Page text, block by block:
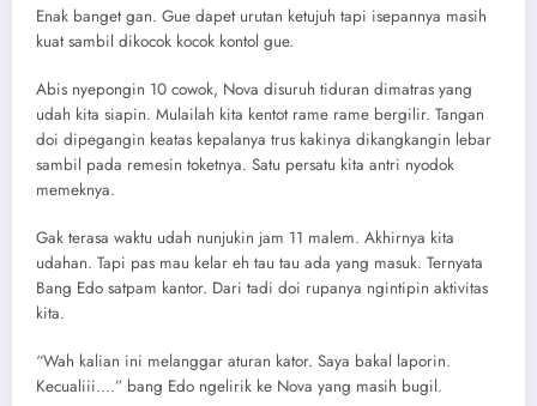
Enak banget gan. Gue dapet urutan ketujuh tapi isepannya masih
kuat sambil dikocok kocok kontol gue.
Abis nyepongin 10 cowok, Nova disuruh tiduran dimatras yang
udah kita siapin. Mulailah kita kentot rame rame bergilir. Tangan
doi dipegangin keatas kepalanya trus kakinya dikangkangin lebar
sambil pada remesin toketnya. Satu persatu kita antri nyodok
memeknya.
Gak terasa waktu udah nunjukin jam 11 malem. Akhirnya kita
udahan. Tapi pas mau kelar eh tau tau ada yang masuk. Ternyata
Bang Edo satpam kantor. Dari tadi doi rupanya ngintipin aktivitas
kita.
“Wah kalian ini melanggar aturan kator. Saya bakal laporin.
Kecualiii….” bang Edo ngelirik ke Nova yang masih bugil.